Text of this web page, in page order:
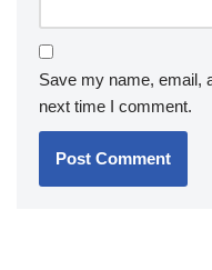
Save my name, email,
next time I comment.